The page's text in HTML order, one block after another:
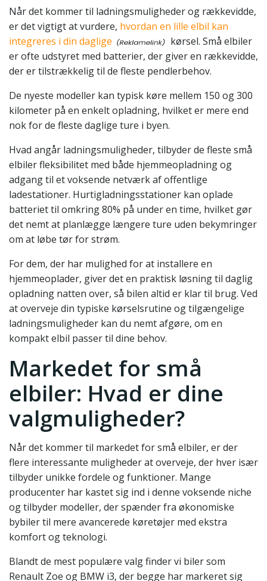
Når det kommer til ladningsmuligheder og rækkevidde,
er det vigtigt at vurdere, hvordan en lille elbil kan
integreres i din daglige
kørsel. Små elbiler
er ofte udstyret med batterier, der giver en rækkevidde,
der er tilstrækkelig til de fleste pendlerbehov.
De nyeste modeller kan typisk køre mellem 150 og 300
kilometer på en enkelt opladning, hvilket er mere end
nok for de fleste daglige ture i byen.
Hvad angår ladningsmuligheder, tilbyder de fleste små
elbiler fleksibilitet med både hjemmeopladning og
adgang til et voksende netværk af offentlige
ladestationer. Hurtigladningsstationer kan oplade
batteriet til omkring 80% på under en time, hvilket gør
det nemt at planlægge længere ture uden bekymringer
om at løbe tør for strøm.
For dem, der har mulighed for at installere en
hjemmeoplader, giver det en praktisk løsning til daglig
opladning natten over, så bilen altid er klar til brug. Ved
at overveje din typiske kørselsrutine og tilgængelige
ladningsmuligheder kan du nemt afgøre, om en
kompakt elbil passer til dine behov.
Markedet for små
elbiler: Hvad er dine
valgmuligheder?
Når det kommer til markedet for små elbiler, er der
flere interessante muligheder at overveje, der hver især
tilbyder unikke fordele og funktioner. Mange
producenter har kastet sig ind i denne voksende niche
og tilbyder modeller, der spænder fra økonomiske
bybiler til mere avancerede køretøjer med ekstra
komfort og teknologi.
Blandt de mest populære valg finder vi biler som
Renault Zoe og BMW i3, der begge har markeret sig